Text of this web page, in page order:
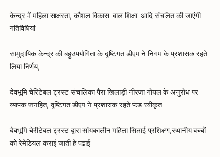
केन्द्र में महिला साक्षरता, कौशल विकास, बाल शिक्षा, आदि संचलित की जाएंगी
गतिविधियां
सामुदायिक केन्द्र की बहुउपयोगिता के दृष्टिगत डीएम ने निगम के प्रशासक रहते
लिया निर्णय,
देवभूमि चेरिटेबल ट्रस्ट संचालिका पैरा खिलाड़ी नीरजा गोयल के अनुरोध पर
व्यापक जनहित, दृष्टिगत डीएम ने प्रशासक रहते फंड स्वीकृत
देवभूमि चेरीटेबल ट्रस्ट द्वारा सांयकालीन महिला सिलाई प्रशिक्षण,स्थानीय बच्चों
को रेमेडियल कराई जाती हे पढाई